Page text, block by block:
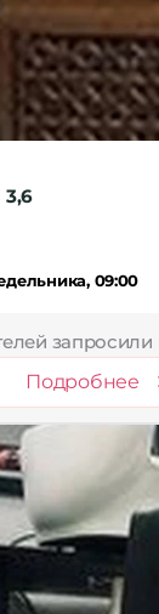
3,6
09:00
Подробнее